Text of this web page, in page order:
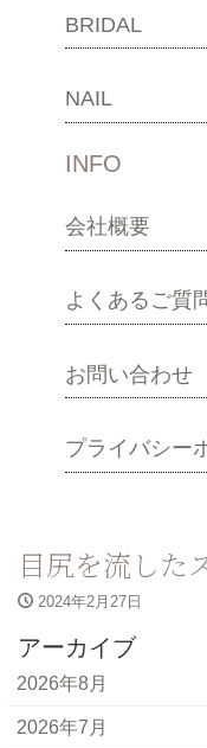
BRIDAL
NAIL
INFO
会社概要
よくあるご質
お問い合わせ
プライバシー
目尻を流した
2024年2月27日
アーカイブ
2026年8月
2026年7月